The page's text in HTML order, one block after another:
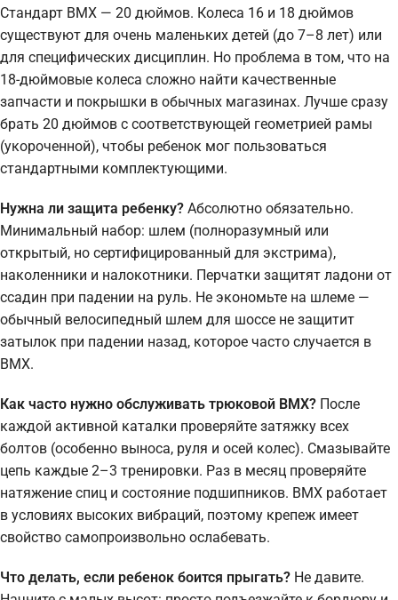
Стандарт BMX — 20 дюймов. Колеса 16 и 18 дюймов
существуют для очень маленьких детей (до 7–8 лет) или
для специфических дисциплин. Но проблема в том, что на
18-дюймовые колеса сложно найти качественные
запчасти и покрышки в обычных магазинах. Лучше сразу
брать 20 дюймов с соответствующей геометрией рамы
(укороченной), чтобы ребенок мог пользоваться
стандартными комплектующими.
Нужна ли защита ребенку? Абсолютно обязательно.
Минимальный набор: шлем (полноразумный или
открытый, но сертифицированный для экстрима),
наколенники и налокотники. Перчатки защитят ладони от
ссадин при падении на руль. Не экономьте на шлеме —
обычный велосипедный шлем для шоссе не защитит
затылок при падении назад, которое часто случается в
BMX.
Как часто нужно обслуживать трюковой BMX? После
каждой активной каталки проверяйте затяжку всех
болтов (особенно выноса, руля и осей колес). Смазывайте
цепь каждые 2–3 тренировки. Раз в месяц проверяйте
натяжение спиц и состояние подшипников. BMX работает
в условиях высоких вибраций, поэтому крепеж имеет
свойство самопроизвольно ослабевать.
Что делать, если ребенок боится прыгать? Не давите.